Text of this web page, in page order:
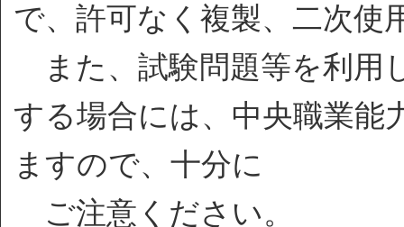
で、許可なく複製、二次使
また、試験問題等を利用
する場合には、中央職業能
ますので、十分に
ご注意ください。